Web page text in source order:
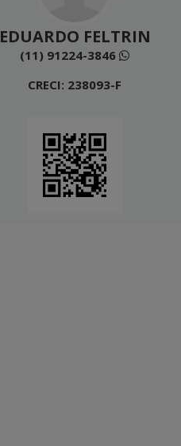
EDUARDO FELTRIN
(11) 91224-3846
CRECI: 238093-F